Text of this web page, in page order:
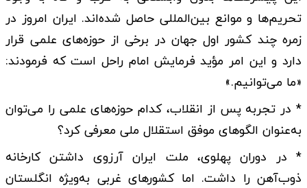
تحریم‌ها و موانع بین‌المللی حاصل شده‌اند. ایران امروز در
زمره چند کشور اول جهان در برخی از حوزه‌های علمی قرار
دارد و این امر مؤید فرمایش امام راحل است که فرمودند:
«ما می‌توانیم.»
* در تجربه پس از انقلاب، کدام حوزه‌های علمی را می‌توان
به‌عنوان الگوهای موفق استقلال ملی معرفی کرد؟
* در دوران پهلوی، ملت ایران آرزوی داشتن کارخانه
ذوب‌آهن را داشت. اما کشورهای غربی به‌ویژه انگلستان